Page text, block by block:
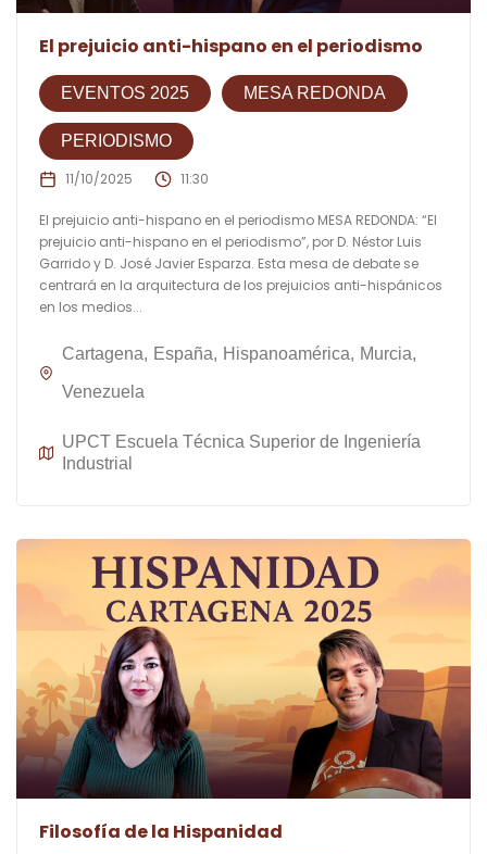
El prejuicio anti-hispano en el periodismo
EVENTOS 2025 MESA REDONDA
PERIODISMO
11/10/2025 11:30
El prejuicio anti-hispano en el periodismo MESA REDONDA: “El
prejuicio anti-hispano en el periodismo”, por D. Néstor Luis
Garrido y D. José Javier Esparza. Esta mesa de debate se
centrará en la arquitectura de los prejuicios anti-hispánicos
en los medios...
Cartagena España Hispanoamérica Murcia
Venezuela
UPCT Escuela Técnica Superior de Ingeniería
Industrial
Filosofía de la Hispanidad